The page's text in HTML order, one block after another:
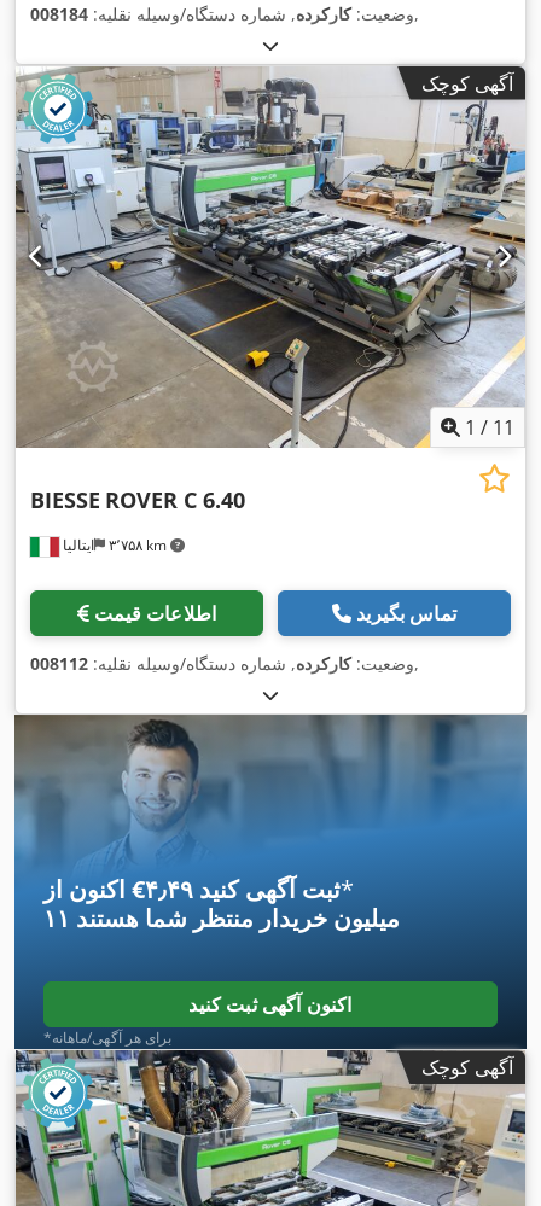
وضعیت:کارکرده, شماره دستگاه/وسیله نقلیه: 008184 ,
آگهی کوچک
1 / 11
ایتالیا ۳٬۷۵۸ km
BIESSE ROVER C 6.40
اطلاعات قیمت تماس بگیرید
وضعیت:کارکرده, شماره دستگاه/وسیله نقلیه: 008112 ,
اکنون از ‎€۴٫۴۹ ثبت آگهی کنید*
۱۱ میلیون خریدار منتظر شما هستند
اکنون آگهی ثبت کنید
*برای هر آگهی/ماهانه
آگهی کوچک